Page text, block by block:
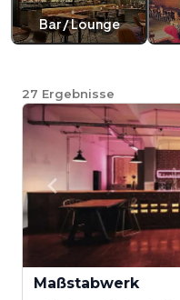
Bar / Lounge
27 Ergebnisse
Maßstabwerk